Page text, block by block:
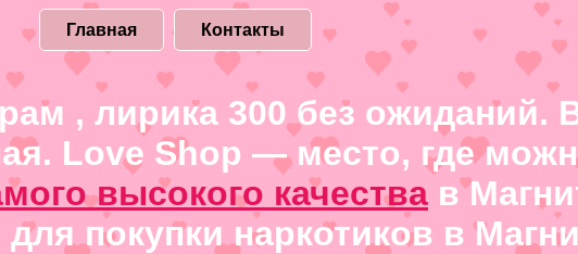
Главная Контакты
, лирика 300 без ожиданий.
Love Shop — место, где
высокого качества в
покупки наркотиков в